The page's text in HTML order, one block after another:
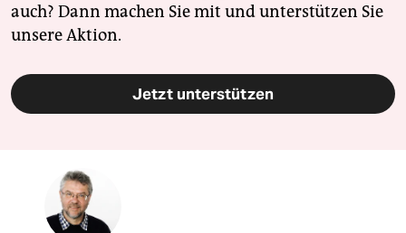
auch? Dann machen Sie mit und unterstützen Sie
unsere Aktion.
Jetzt unterstützen